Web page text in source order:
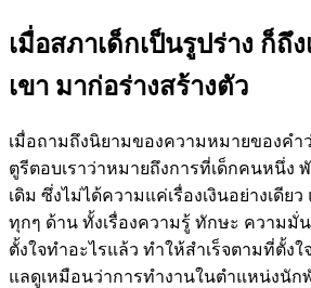
เมื่อสภาเด็กเป็นรูปร่าง ก็ถึ
เขา มาก่อร่างสร้างตัว
เมื่อถามถึงนิยามของความหมายของคำว่
ตูรีตอบเราว่าหมายถึงการที่เด็กคนหนึ่ง
เดิม ซึ่งไม่ได้ความแค่เรื่องเงินอย่างเดียว
ทุกๆ ด้าน ทั้งเรื่องความรู้ ทักษะ ความมั่
ตั้งใจทำอะไรแล้ว ทำให้สำเร็จตามที่ตั้งใ
แลดูเหมือนว่าการทำงานในตำแหน่งนั